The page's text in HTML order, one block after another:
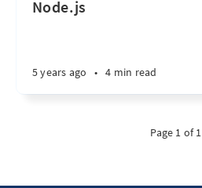
Node.js
5 years ago • 4 min read
Page 1 of 1